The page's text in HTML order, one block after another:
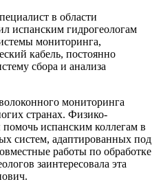
в области
испанским гидрогеологам
мониторинга,
кабель, постоянно
сбора и анализа
мониторинга
странах. Физико-
испанским коллегам в
систем, адаптированных под
работы по обработке
заинтересовала эта